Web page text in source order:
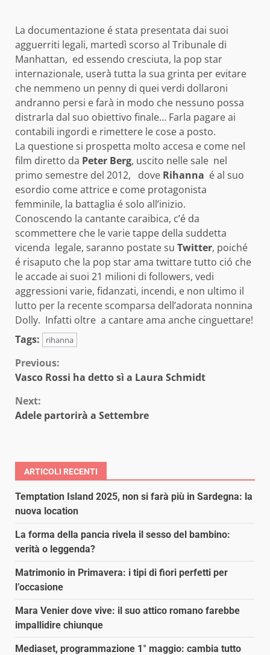
La documentazione é stata presentata dai suoi
agguerriti legali, martedì scorso al Tribunale di
Manhattan, ed essendo cresciuta, la pop star
internazionale, userà tutta la sua grinta per evitare
che nemmeno un penny di quei verdi dollaroni
andranno persi e farà in modo che nessuno possa
distrarla dal suo obiettivo finale… Farla pagare ai
contabili ingordi e rimettere le cose a posto.
La questione si prospetta molto accesa e come nel
film diretto da Peter Berg, uscito nelle sale nel
primo semestre del 2012, dove Rihanna é al suo
esordio come attrice e come protagonista
femminile, la battaglia é solo all’inizio.
Conoscendo la cantante caraibica, c’é da
scommettere che le varie tappe della suddetta
vicenda legale, saranno postate su Twitter, poiché
é risaputo che la pop star ama twittare tutto ció che
le accade ai suoi 21 milioni di followers, vedi
aggressioni varie, fidanzati, incendi, e non ultimo il
lutto per la recente scomparsa dell’adorata nonnina
Dolly. Infatti oltre a cantare ama anche cinguettare!
Tags:
rihanna
Continue
Previous:
Vasco Rossi ha detto sì a Laura Schmidt
Next:
Adele partorirà a Settembre
ARTICOLI RECENTI
Temptation Island 2025, non si farà più in Sardegna: la
nuova location
La forma della pancia rivela il sesso del bambino:
verità o leggenda?
Matrimonio in Primavera: i tipi di fiori perfetti per
l’occasione
Mara Venier dove vive: il suo attico romano farebbe
impallidire chiunque
Mediaset, programmazione 1° maggio: cambia tutto